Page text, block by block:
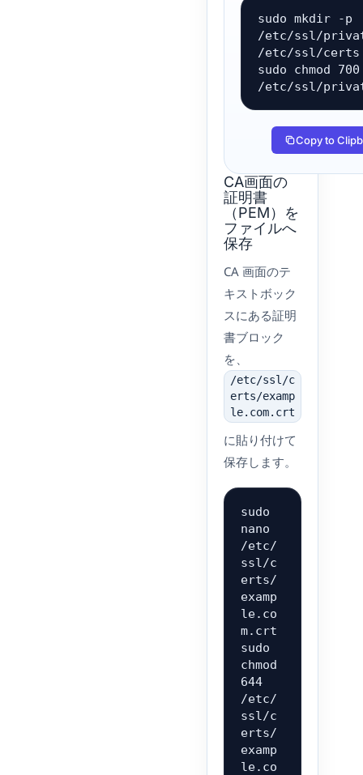
sudo mkdir -p
/etc/ssl/
/etc/ssl/certs
sudo chmod 700
/etc/ssl/
Copy to
CA画面の
証明書
（PEM）を
ファイルへ
保存
CA 画面のテ
キストボック
スにある証明
書ブロック
を、
/etc/ssl/c
erts/examp
le.com.crt
に貼り付けて
保存します。
sudo
nano
/etc/
ssl/c
erts/
examp
le.co
m.crt
sudo
chmod
644
/etc/
ssl/c
erts/
examp
le.co